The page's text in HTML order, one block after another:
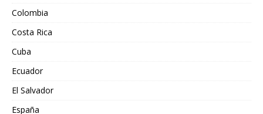
Colombia
Costa Rica
Cuba
Ecuador
El Salvador
España